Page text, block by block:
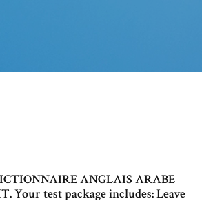
ANGLAIS ARABE
Your test package includes: Leave